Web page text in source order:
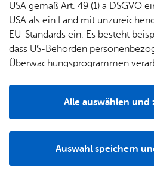
Beim Eintreffen der Einsatzkräfte
teilweise geräumt. Am
USA gemäß Art. 49 (1) a DSGVO
USA als ein Land mit
EU-Standards ein. Es besteht
dass US-Behörden
Überwachungsprogrammen
Auswahl speichern
Alle auswählen und